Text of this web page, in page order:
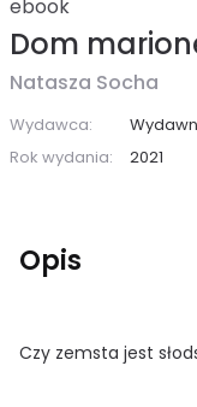
ebook
Dom
Natasza Socha
Wydawca:
Rok wydania:
2021
Opis
Czy zemsta jest